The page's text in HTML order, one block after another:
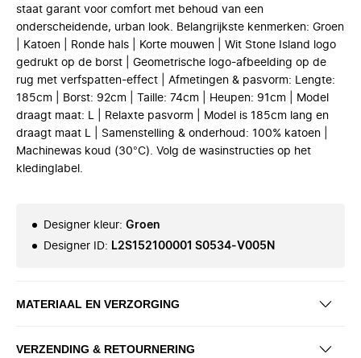
staat garant voor comfort met behoud van een
onderscheidende, urban look. Belangrijkste kenmerken: Groen
| Katoen | Ronde hals | Korte mouwen | Wit Stone Island logo
gedrukt op de borst | Geometrische logo-afbeelding op de
rug met verfspatten-effect | Afmetingen & pasvorm: Lengte:
185cm | Borst: 92cm | Taille: 74cm | Heupen: 91cm | Model
draagt maat: L | Relaxte pasvorm | Model is 185cm lang en
draagt maat L | Samenstelling & onderhoud: 100% katoen |
Machinewas koud (30°C). Volg de wasinstructies op het
kledinglabel.
Designer kleur: Groen
Designer ID: L2S152100001 S0534-V005N
MATERIAAL EN VERZORGING
VERZENDING & RETOURNERING